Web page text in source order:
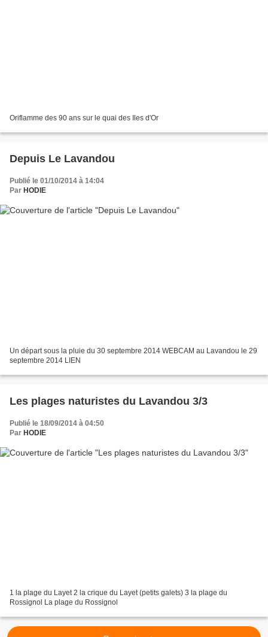
Oriflamme des 90 ans sur le quai des Iles d'Or
Depuis Le Lavandou
Publié le 01/10/2014 à 14:04
Par HODIE
Un départ sous la pluie du 30 septembre 2014 WEBCAM au Lavandou le 29
septembre 2014 LIEN
Les plages naturistes du Lavandou 3/3
Publié le 18/09/2014 à 04:50
Par HODIE
1 la plage du Layet 2 la crique du Layet (petits galets) 3 la plage du
Rossignol La plage du Rossignol